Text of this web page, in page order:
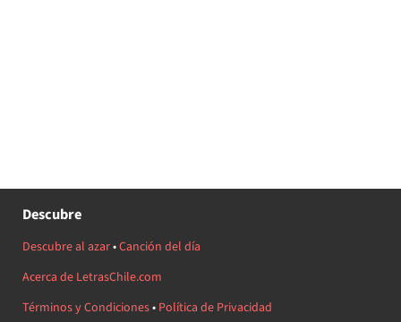
Descubre
Descubre al azar•Canción del día
Acerca de LetrasChile.com
Términos y Condiciones• Política de Privacidad